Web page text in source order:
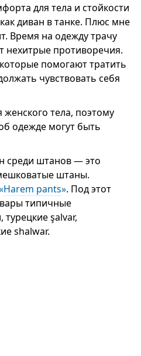
для тела и стойкости
диван в танке. Плюс мне
Время на одежду трачу
нехитрые противоречия.
помогают тратить
чувствовать себя
тела, поэтому
одежде могут быть
среди штанов — это
штаны.
Harem pants». Под этот
типичные
турецкие şalvar,
shalwar.